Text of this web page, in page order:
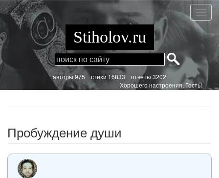
Перейти
к
основному
содержанию
души
Stiholov.ru
aвторы 975стихи 16833 ответы 3202
Хорошего настроения, Гость!
Пробуждение души